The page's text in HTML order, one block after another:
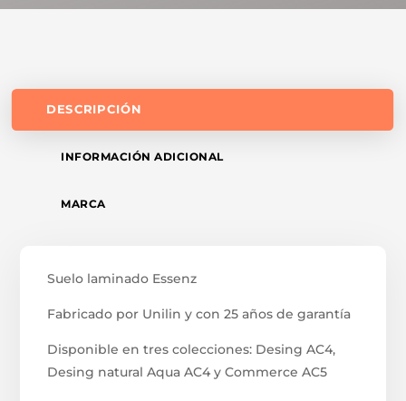
DESCRIPCIÓN
INFORMACIÓN ADICIONAL
MARCA
Suelo laminado Essenz
Fabricado por Unilin y con 25 años de garantía
Disponible en tres colecciones: Desing AC4,
Desing natural Aqua AC4 y Commerce AC5